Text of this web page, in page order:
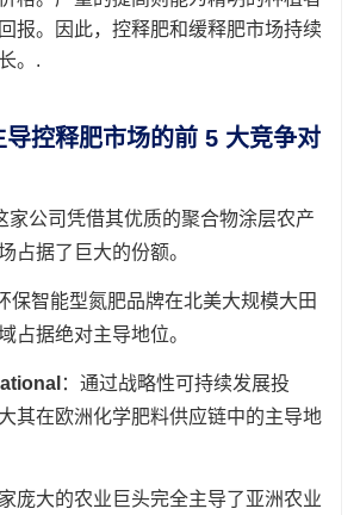
报。因此，控释肥和缓释肥市场持续
。.
导控释肥市场的前 5 大竞争对
家公司凭借其优质的聚合物涂层农产
占据了巨大的份额。
保智能型氮肥品牌在北美大规模大田
占据绝对主导地位。
：通过战略性可持续发展投
其在欧洲化学肥料供应链中的主导地
庞大的农业巨头完全主导了亚洲农业